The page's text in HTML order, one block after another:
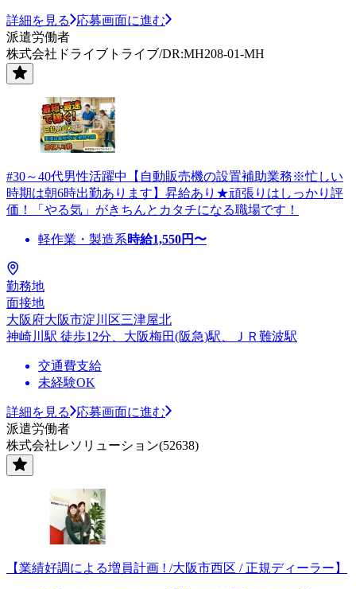
詳細を見る
応募画面に進む
派遣労働者
株式会社ドライブトライブ/DR:MH208-01-MH
#30～40代男性活躍中【自動販売機の設置補助業務※忙しい
時期は朝6時出勤あります】昇給あり★頑張りはしっかり評
価！「やる気」がきちんとカタチになる職場です！
軽作業・製造系時給1,550円〜
勤務地
面接地
大阪府大阪市淀川区三津屋北
神崎川駅 徒歩12分、大阪梅田(阪急)駅、ＪＲ難波駅
交通費支給
未経験OK
詳細を見る
応募画面に進む
派遣労働者
株式会社レソリューション(52638)
【業績好調による増員計画 ! /大阪市西区 / 正規ディーラー】